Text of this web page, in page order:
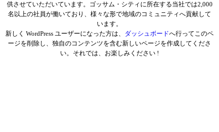
供させていただいています。ゴッサム・シティに所在する当社では2,000
名以上の社員が働いており、様々な形で地域のコミュニティへ貢献して
います。
新しく WordPress ユーザーになった方は、 ダッシュボードへ行ってこのペ
ージを削除し、独自のコンテンツを含む新しいページを作成してくださ
い。それでは、お楽しみください !